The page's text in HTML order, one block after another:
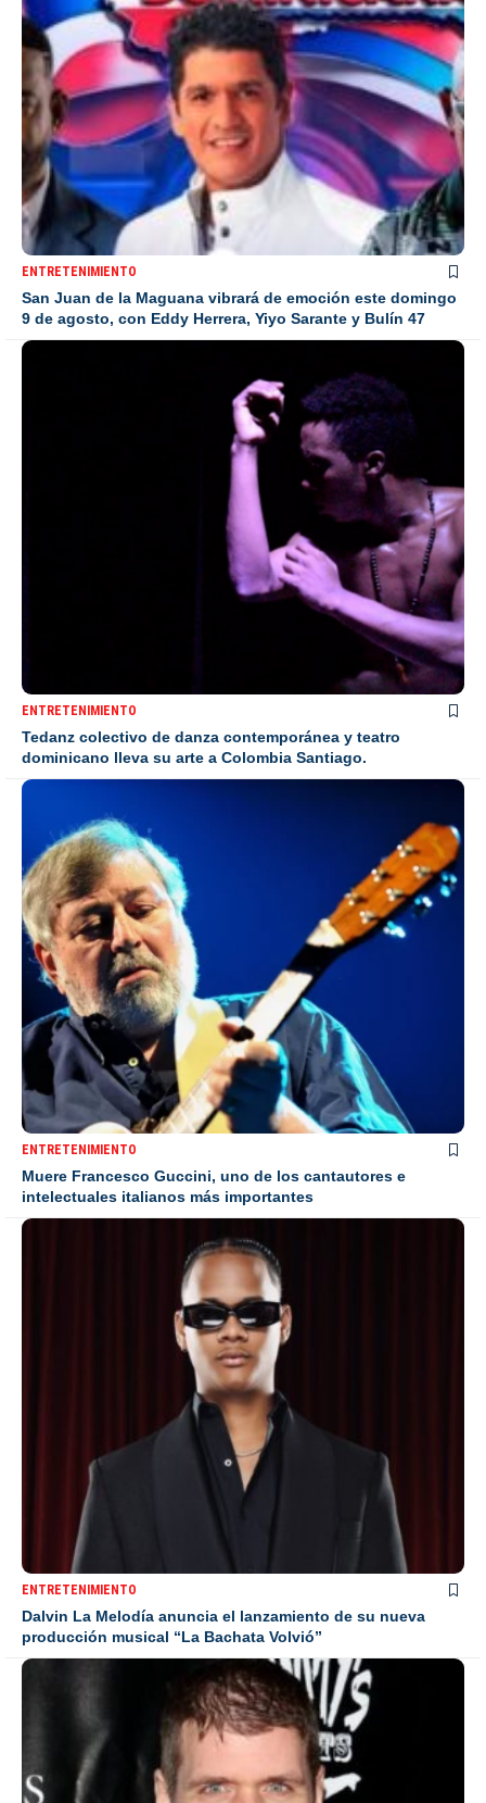
ENTRETENIMIENTO
San Juan de la Maguana vibrará de emoción este domingo
9 de agosto, con Eddy Herrera, Yiyo Sarante y Bulín 47
ENTRETENIMIENTO
Tedanz colectivo de danza contemporánea y teatro
dominicano lleva su arte a Colombia Santiago.
ENTRETENIMIENTO
Muere Francesco Guccini, uno de los cantautores e
intelectuales italianos más importantes
ENTRETENIMIENTO
Dalvin La Melodía anuncia el lanzamiento de su nueva
producción musical “La Bachata Volvió”